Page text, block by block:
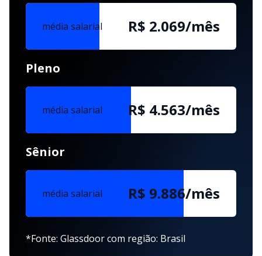
média salarial R$ 2.069/mês
Pleno
média salarial R$ 4.563/mês
Sênior
média salarial R$ 9.886/mês
*Fonte: Glassdoor com região: Brasil